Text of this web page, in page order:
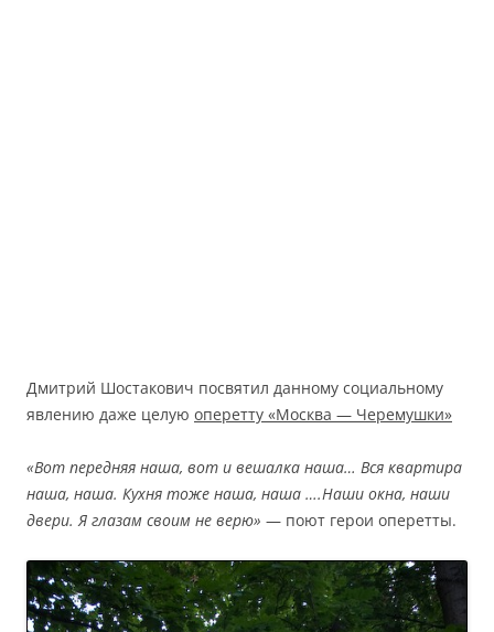
Дмитрий Шостакович посвятил данному социальному
явлению даже целую оперетту «Москва — Черемушки»
«Вот передняя наша, вот и вешалка наша… Вся квартира
наша, наша. Кухня тоже наша, наша ….Наши окна, наши
двери. Я глазам своим не верю» — поют герои оперетты.